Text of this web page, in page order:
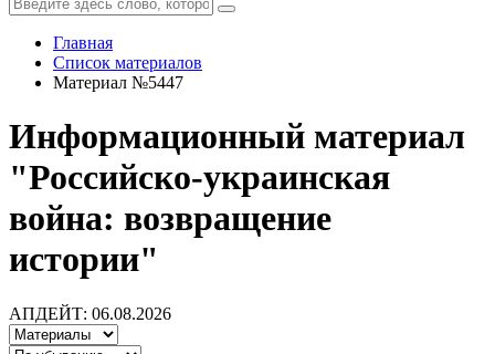
Главная
Список материалов
Материал №5447
Информационный материал
"Российско-украинская
война: возвращение
истории"
АПДЕЙТ: 06.08.2026